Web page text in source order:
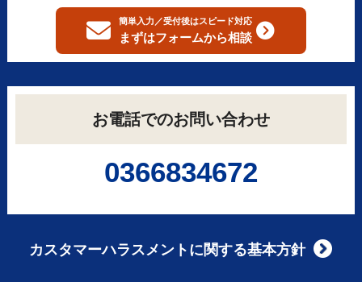
簡単入力／受付後はスピード対応
まずはフォームから相談
お電話でのお問い合わせ
0366834672
カスタマーハラスメントに関する基本方針